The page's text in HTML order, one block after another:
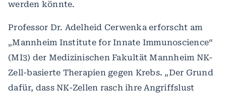
werden könnte.
Professor Dr. Adelheid Cerwenka erforscht am
„Mannheim Institute for Innate Immunoscience“
(MI3) der Medizinischen Fakultät Mannheim NK-
Zell-basierte Therapien gegen Krebs. „Der Grund
dafür, dass NK-Zellen rasch ihre Angriffslust